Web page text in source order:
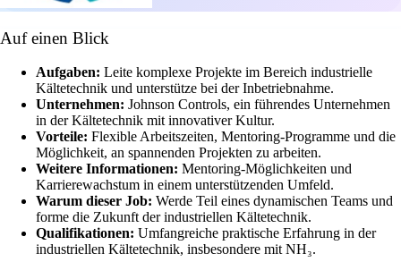
Auf einen Blick
Aufgaben: Leite komplexe Projekte im Bereich industrielle
Kältetechnik und unterstütze bei der Inbetriebnahme.
Unternehmen: Johnson Controls, ein führendes Unternehmen
in der Kältetechnik mit innovativer Kultur.
Vorteile: Flexible Arbeitszeiten, Mentoring-Programme und die
Möglichkeit, an spannenden Projekten zu arbeiten.
Weitere Informationen: Mentoring-Möglichkeiten und
Karrierewachstum in einem unterstützenden Umfeld.
Warum dieser Job: Werde Teil eines dynamischen Teams und
forme die Zukunft der industriellen Kältetechnik.
Qualifikationen: Umfangreiche praktische Erfahrung in der
industriellen Kältetechnik, insbesondere mit NH₃.